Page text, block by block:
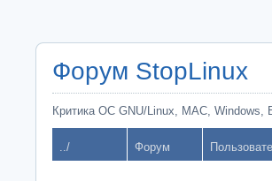
Форум StopLinux
Критика ОС GNU/Linux, MAC, Windows,
../ Форум